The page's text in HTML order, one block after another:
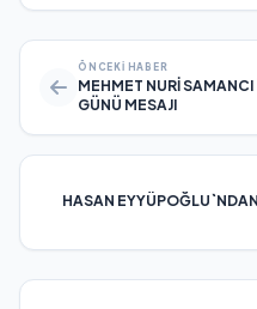
ÖNCEKI HABER
MEHMET NURİ
GÜNÜ MESAJI
HASAN